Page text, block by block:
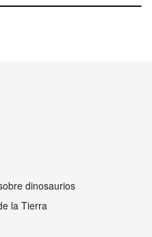
dinosaurios
la Tierra